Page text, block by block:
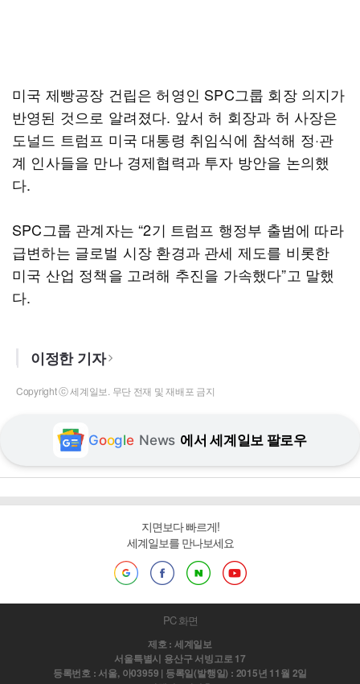
미국 제빵공장 건립은 허영인 SPC그룹 회장 의지가
반영된 것으로 알려졌다. 앞서 허 회장과 허 사장은
도널드 트럼프 미국 대통령 취임식에 참석해 정·관
계 인사들을 만나 경제협력과 투자 방안을 논의했
다.
SPC그룹 관계자는 “2기 트럼프 행정부 출범에 따라
급변하는 글로벌 시장 환경과 관세 제도를 비롯한
미국 산업 정책을 고려해 추진을 가속했다”고 말했
다.
이정한 기자
Copyright ⓒ 세계일보. 무단 전재 및 재배포 금지
Google News 에서 세계일보 팔로우
지면보다 빠르게!
세계일보를 만나보세요
PC 화면
제호 : 세계일보
서울특별시 용산구 서빙고로 17
등록번호 : 서울, 아03959 | 등록일(발행일) : 2015년 11월 2일